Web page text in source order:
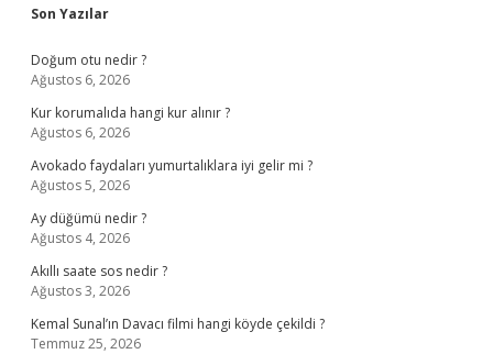
Sidebar
Son Yazılar
Doğum otu nedir ?
Ağustos 6, 2026
Kur korumalıda hangi kur alınır ?
Ağustos 6, 2026
Avokado faydaları yumurtalıklara iyi gelir mi ?
Ağustos 5, 2026
Ay düğümü nedir ?
Ağustos 4, 2026
Akıllı saate sos nedir ?
Ağustos 3, 2026
Kemal Sunal’ın Davacı filmi hangi köyde çekildi ?
Temmuz 25, 2026